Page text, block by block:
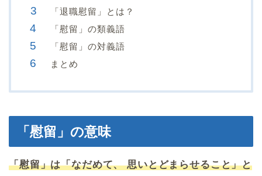
「退職慰留」とは？
「慰留」の類義語
「慰留」の対義語
まとめ
「慰留」の意味
「慰留」は「なだめて、 思いとどまらせること」と